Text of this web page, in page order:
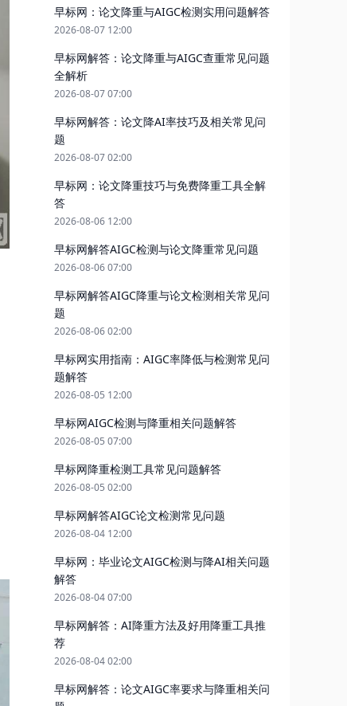
早标网：论文降重与AIGC检测实用问题解答
2026-08-07 12:00
早标网解答：论文降重与AIGC查重常见问题
全解析
2026-08-07 07:00
早标网解答：论文降AI率技巧及相关常见问
题
2026-08-07 02:00
早标网：论文降重技巧与免费降重工具全解
答
2026-08-06 12:00
早标网解答AIGC检测与论文降重常见问题
2026-08-06 07:00
早标网解答AIGC降重与论文检测相关常见问
题
2026-08-06 02:00
早标网实用指南：AIGC率降低与检测常见问
题解答
2026-08-05 12:00
早标网AIGC检测与降重相关问题解答
2026-08-05 07:00
早标网降重检测工具常见问题解答
2026-08-05 02:00
早标网解答AIGC论文检测常见问题
2026-08-04 12:00
早标网：毕业论文AIGC检测与降AI相关问题
解答
2026-08-04 07:00
早标网解答：AI降重方法及好用降重工具推
荐
2026-08-04 02:00
早标网解答：论文AIGC率要求与降重相关问